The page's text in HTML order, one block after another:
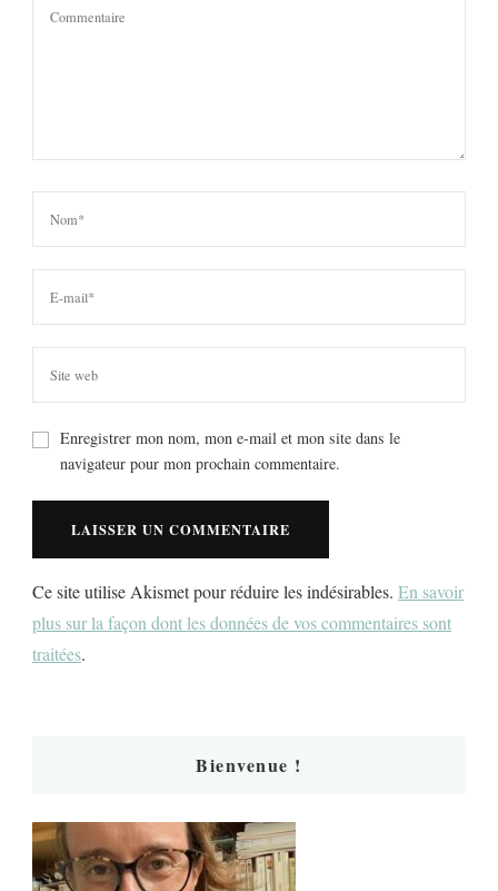
Enregistrer mon nom, mon e-mail et mon site dans le
navigateur pour mon prochain commentaire.
Ce site utilise Akismet pour réduire les indésirables. En savoir
plus sur la façon dont les données de vos commentaires sont
traitées.
Bienvenue !